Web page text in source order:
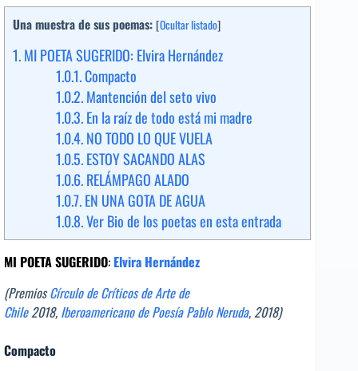
Una muestra de sus poemas: [Ocultar listado]
1.MI POETA SUGERIDO: Elvira Hernández
1.0.1.Compacto
1.0.2.Mantención del seto vivo
1.0.3.En la raíz de todo está mi madre
1.0.4.NO TODO LO QUE VUELA
1.0.5.ESTOY SACANDO ALAS
1.0.6.RELÁMPAGO ALADO
1.0.7.EN UNA GOTA DE AGUA
1.0.8.Ver Bio de los poetas en esta entrada
MI POETA SUGERIDO: Elvira Hernández
(PremiosCírculo de Críticos de Arte de
Chile2018, Iberoamericano de Poesía Pablo Neruda, 2018)
Compacto